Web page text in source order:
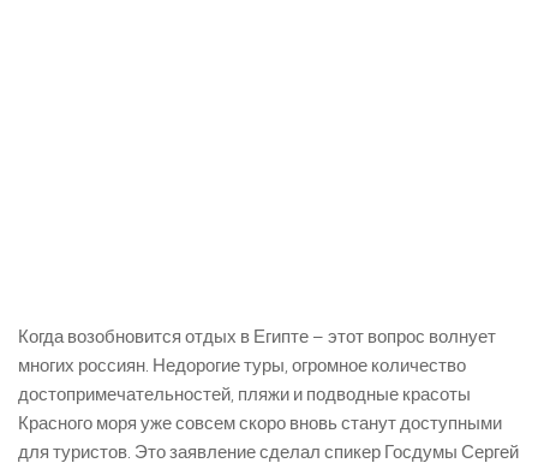
Когда возобновится отдых в Египте – этот вопрос волнует
многих россиян. Недорогие туры, огромное количество
достопримечательностей, пляжи и подводные красоты
Красного моря уже совсем скоро вновь станут доступными
для туристов. Это заявление сделал спикер Госдумы Сергей